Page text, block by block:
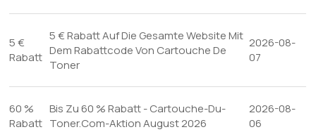
5 €
Rabatt
5 € Rabatt Auf Die Gesamte Website Mit
Dem Rabattcode Von Cartouche De
Toner
2026-08-
07
60 %
Rabatt
Bis Zu 60 % Rabatt - Cartouche-Du-
Toner.Com-Aktion August 2026
2026-08-
06